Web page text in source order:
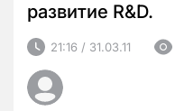
развитие R&D.
21:16 / 31.03.11